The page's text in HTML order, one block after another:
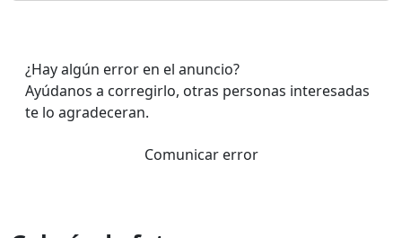
¿Hay algún error en el anuncio?
Ayúdanos a corregirlo, otras personas interesadas
te lo agradeceran.
Comunicar error